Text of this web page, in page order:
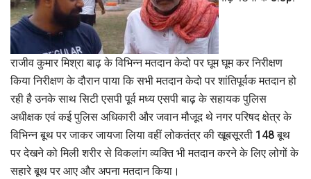
राजीव कुमार मिश्रा बाढ़ के विभिन्न मतदान केदो पर घूम घूम कर निरीक्षण
किया निरीक्षण के दौरान पाया कि सभी मतदान केदो पर शांतिपूर्वक मतदान हो
रही है उनके साथ सिटी एसपी पूर्व मध्य एसपी बाढ़ के सहायक पुलिस
अधीक्षक एवं कई पुलिस अधिकारी और जवान मौजूद थे नगर परिषद क्षेत्र के
विभिन्न बूथ पर जाकर जायजा लिया वहीं लोकतंत्र की खूबसूरती 148 बूथ
पर देखने को मिली शरीर से विकलांग व्यक्ति भी मतदान करने के लिए लोगों के
सहारे बूथ पर आए और अपना मतदान किया।